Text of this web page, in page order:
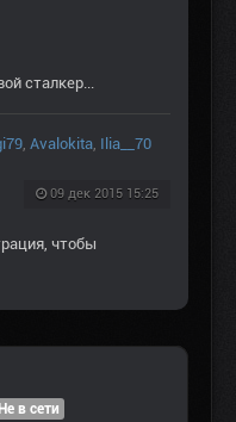
сталкер...
Avalokita Ilia__70
09 дек 2015 15:25
, чтобы
Не в сети